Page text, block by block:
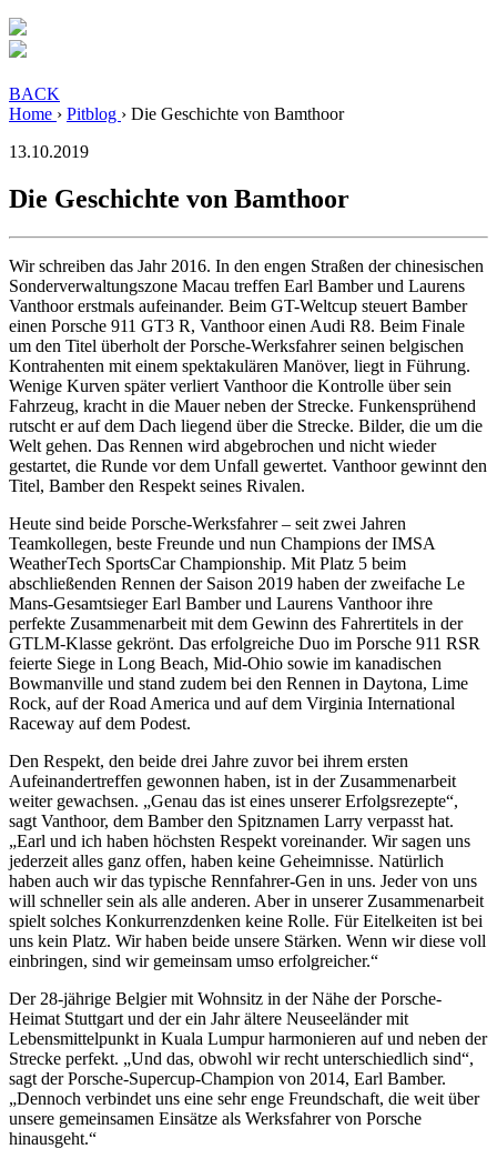
BACK
Home › Pitblog › Die Geschichte von Bamthoor
13.10.2019
Die Geschichte von Bamthoor
Wir schreiben das Jahr 2016. In den engen Straßen der chinesischen
Sonderverwaltungszone Macau treffen Earl Bamber und Laurens
Vanthoor erstmals aufeinander. Beim GT-Weltcup steuert Bamber
einen Porsche 911 GT3 R, Vanthoor einen Audi R8. Beim Finale
um den Titel überholt der Porsche-Werksfahrer seinen belgischen
Kontrahenten mit einem spektakulären Manöver, liegt in Führung.
Wenige Kurven später verliert Vanthoor die Kontrolle über sein
Fahrzeug, kracht in die Mauer neben der Strecke. Funkensprühend
rutscht er auf dem Dach liegend über die Strecke. Bilder, die um die
Welt gehen. Das Rennen wird abgebrochen und nicht wieder
gestartet, die Runde vor dem Unfall gewertet. Vanthoor gewinnt den
Titel, Bamber den Respekt seines Rivalen.
Heute sind beide Porsche-Werksfahrer – seit zwei Jahren
Teamkollegen, beste Freunde und nun Champions der IMSA
WeatherTech SportsCar Championship. Mit Platz 5 beim
abschließenden Rennen der Saison 2019 haben der zweifache Le
Mans-Gesamtsieger Earl Bamber und Laurens Vanthoor ihre
perfekte Zusammenarbeit mit dem Gewinn des Fahrertitels in der
GTLM-Klasse gekrönt. Das erfolgreiche Duo im Porsche 911 RSR
feierte Siege in Long Beach, Mid-Ohio sowie im kanadischen
Bowmanville und stand zudem bei den Rennen in Daytona, Lime
Rock, auf der Road America und auf dem Virginia International
Raceway auf dem Podest.
Den Respekt, den beide drei Jahre zuvor bei ihrem ersten
Aufeinandertreffen gewonnen haben, ist in der Zusammenarbeit
weiter gewachsen. „Genau das ist eines unserer Erfolgsrezepte“,
sagt Vanthoor, dem Bamber den Spitznamen Larry verpasst hat.
„Earl und ich haben höchsten Respekt voreinander. Wir sagen uns
jederzeit alles ganz offen, haben keine Geheimnisse. Natürlich
haben auch wir das typische Rennfahrer-Gen in uns. Jeder von uns
will schneller sein als alle anderen. Aber in unserer Zusammenarbeit
spielt solches Konkurrenzdenken keine Rolle. Für Eitelkeiten ist bei
uns kein Platz. Wir haben beide unsere Stärken. Wenn wir diese voll
einbringen, sind wir gemeinsam umso erfolgreicher.“
Der 28-jährige Belgier mit Wohnsitz in der Nähe der Porsche-
Heimat Stuttgart und der ein Jahr ältere Neuseeländer mit
Lebensmittelpunkt in Kuala Lumpur harmonieren auf und neben der
Strecke perfekt. „Und das, obwohl wir recht unterschiedlich sind“,
sagt der Porsche-Supercup-Champion von 2014, Earl Bamber.
„Dennoch verbindet uns eine sehr enge Freundschaft, die weit über
unsere gemeinsamen Einsätze als Werksfahrer von Porsche
hinausgeht.“